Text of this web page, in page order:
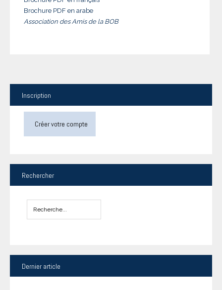
Brochure PDF en arabe
Association des Amis de la BOB
Inscription
Créer votre compte
Rechercher
Dernier article